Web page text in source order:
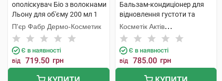
ополіскувач Біо з волокнами
Льону для об'єму 200 мл 1
туба
П'єр Фабр Дермо-Косметик
Є в наявності
від 719.50 грн
Бальзам-кондиціонер для
відновлення густоти та
об'єму тонкого ослабленого
волосся 200 мл 1 флакон
Косметік Актів
Інтернаціональ
Є в наявності
від 785.00 грн